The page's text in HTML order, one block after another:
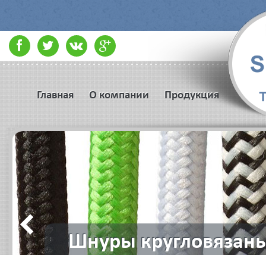
Главная О компании Продукция
Шнуры